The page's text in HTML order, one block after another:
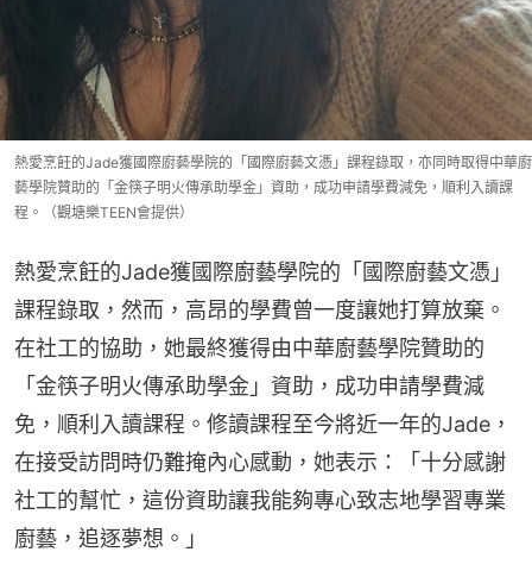
熱愛烹飪的Jade獲國際廚藝學院的「國際廚藝文憑」課程錄取，亦同時取得中華廚
藝學院贊助的「金筷子明火傳承助學金」資助，成功申請學費減免，順利入讀課
程。（觀塘樂TEEN會提供）
熱愛烹飪的Jade獲國際廚藝學院的「國際廚藝文憑」
課程錄取，然而，高昂的學費曾一度讓她打算放棄。
在社工的協助，她最終獲得由中華廚藝學院贊助的
「金筷子明火傳承助學金」資助，成功申請學費減
免，順利入讀課程。修讀課程至今將近一年的Jade，
在接受訪問時仍難掩內心感動，她表示：「十分感謝
社工的幫忙，這份資助讓我能夠專心致志地學習專業
廚藝，追逐夢想。」